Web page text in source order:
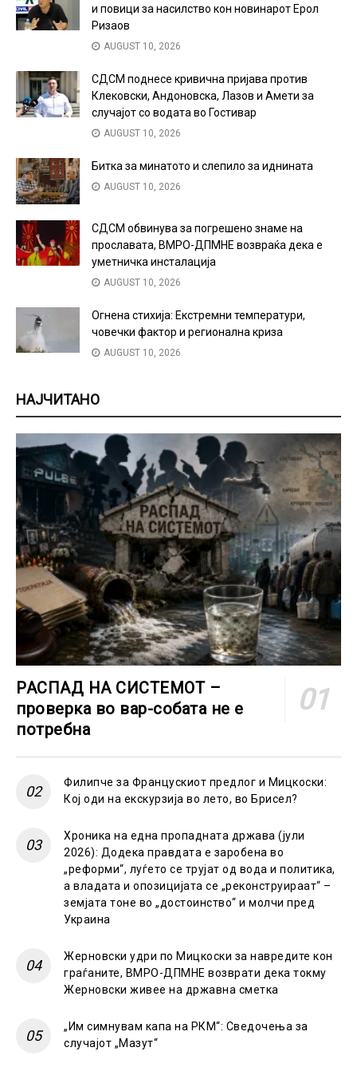
и повици за насилство кон новинарот Ерол
Ризаов
AUGUST 10, 2026
СДСМ поднесе кривична пријава против
Клековски, Андоновска, Лазов и Амети за
случајот со водата во Гостивар
AUGUST 10, 2026
Битка за минатото и слепило за иднината
AUGUST 10, 2026
СДСМ обвинува за погрешено знаме на
прославата, ВМРО-ДПМНЕ возвраќа дека е
уметничка инсталација
AUGUST 10, 2026
Огнена стихија: Екстремни температури,
човечки фактор и регионална криза
AUGUST 10, 2026
НАЈЧИТАНО
РАСПАД НА СИСТЕМОТ –
проверка во вар-собата не е
потребна
Филипче за Францускиот предлог и Мицкоски:
Кој оди на екскурзија во лето, во Брисел?
Хроника на една пропадната држава (јули
2026): Додека правдата е заробена во
„реформи“, луѓето се трујат од вода и политика,
а владата и опозицијата се „реконструираат“ –
земјата тоне во „достоинство“ и молчи пред
Украина
Жерновски удри по Мицкоски за навредите кон
граѓаните, ВМРО-ДПМНЕ возврати дека токму
Жерновски живее на државна сметка
„Им симнувам капа на РКМ“: Сведочења за
случајот „Мазут“